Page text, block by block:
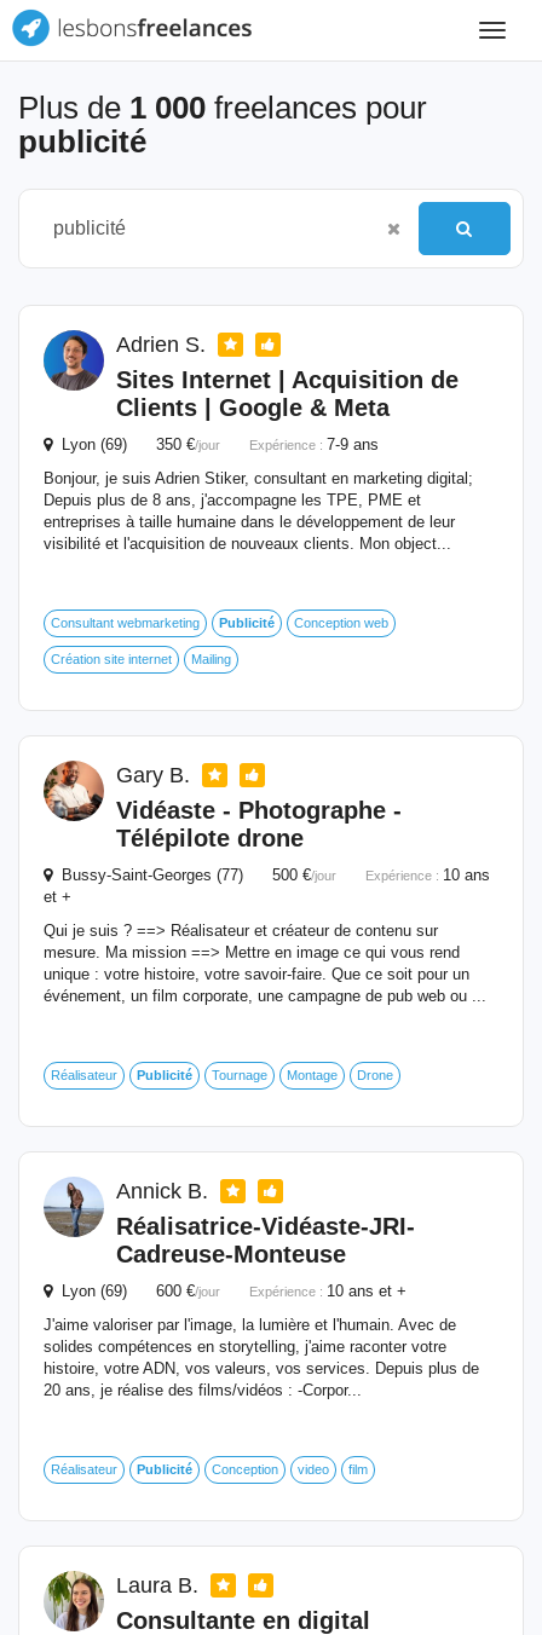
Toggle
Plus de 1 000 freelances pour
publicité
Adrien S.
Sites Internet | Acquisition de
Clients | Google & Meta
Lyon (69) 350 €/jour Expérience : 7-9 ans
Bonjour, je suis Adrien Stiker, consultant en marketing digital;
Depuis plus de 8 ans, j'accompagne les TPE, PME et
entreprises à taille humaine dans le développement de leur
visibilité et l'acquisition de nouveaux clients. Mon object...
Consultant webmarketing Publicité Conception web
Création site internet Mailing
Gary B.
Vidéaste - Photographe -
Télépilote drone
Bussy-Saint-Georges (77) 500 €/jour Expérience : 10 ans
et +
Qui je suis ? ==> Réalisateur et créateur de contenu sur
mesure. Ma mission ==> Mettre en image ce qui vous rend
unique : votre histoire, votre savoir-faire. Que ce soit pour un
événement, un film corporate, une campagne de pub web ou ...
Réalisateur Publicité Tournage Montage Drone
Annick B.
Réalisatrice-Vidéaste-JRI-
Cadreuse-Monteuse
Lyon (69) 600 €/jour Expérience : 10 ans et +
J'aime valoriser par l'image, la lumière et l'humain. Avec de
solides compétences en storytelling, j'aime raconter votre
histoire, votre ADN, vos valeurs, vos services. Depuis plus de
20 ans, je réalise des films/vidéos : -Corpor...
Réalisateur Publicité Conception video film
Laura B.
Consultante en digital